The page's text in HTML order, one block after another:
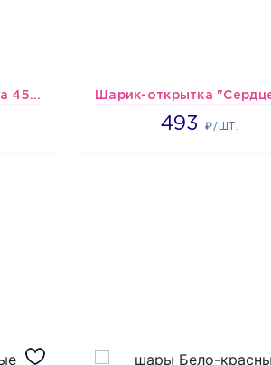
Шарик-открытка "Звезда 45 см" №1
493₽/ШТ.
493